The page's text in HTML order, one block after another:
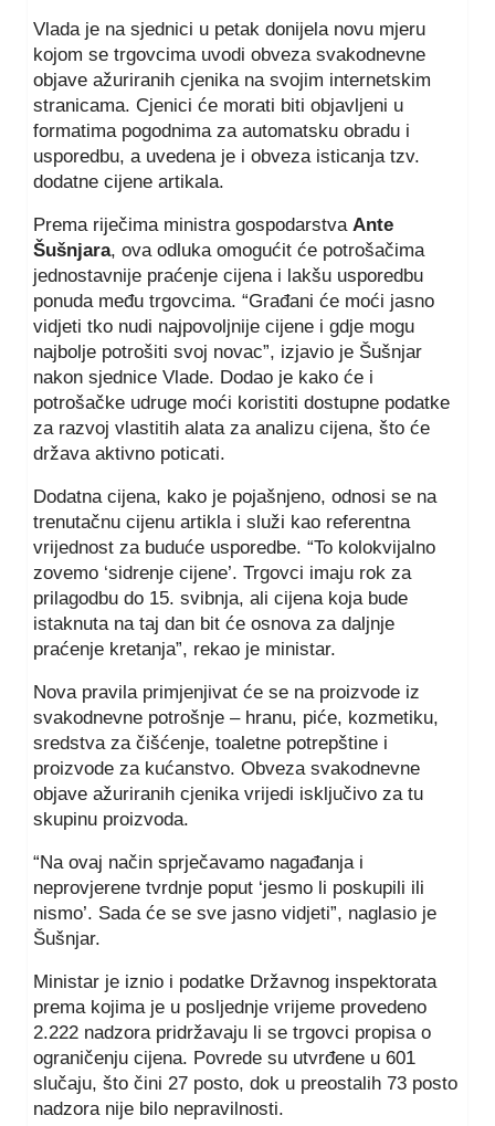
Vlada je na sjednici u petak donijela novu mjeru
kojom se trgovcima uvodi obveza svakodnevne
objave ažuriranih cjenika na svojim internetskim
stranicama. Cjenici će morati biti objavljeni u
formatima pogodnima za automatsku obradu i
usporedbu, a uvedena je i obveza isticanja tzv.
dodatne cijene artikala.
Prema riječima ministra gospodarstva Ante
Šušnjara, ova odluka omogućit će potrošačima
jednostavnije praćenje cijena i lakšu usporedbu
ponuda među trgovcima. “Građani će moći jasno
vidjeti tko nudi najpovoljnije cijene i gdje mogu
najbolje potrošiti svoj novac”, izjavio je Šušnjar
nakon sjednice Vlade. Dodao je kako će i
potrošačke udruge moći koristiti dostupne podatke
za razvoj vlastitih alata za analizu cijena, što će
država aktivno poticati.
Dodatna cijena, kako je pojašnjeno, odnosi se na
trenutačnu cijenu artikla i služi kao referentna
vrijednost za buduće usporedbe. “To kolokvijalno
zovemo ‘sidrenje cijene’. Trgovci imaju rok za
prilagodbu do 15. svibnja, ali cijena koja bude
istaknuta na taj dan bit će osnova za daljnje
praćenje kretanja”, rekao je ministar.
Nova pravila primjenjivat će se na proizvode iz
svakodnevne potrošnje – hranu, piće, kozmetiku,
sredstva za čišćenje, toaletne potrepštine i
proizvode za kućanstvo. Obveza svakodnevne
objave ažuriranih cjenika vrijedi isključivo za tu
skupinu proizvoda.
“Na ovaj način sprječavamo nagađanja i
neprovjerene tvrdnje poput ‘jesmo li poskupili ili
nismo’. Sada će se sve jasno vidjeti”, naglasio je
Šušnjar.
Ministar je iznio i podatke Državnog inspektorata
prema kojima je u posljednje vrijeme provedeno
2.222 nadzora pridržavaju li se trgovci propisa o
ograničenju cijena. Povrede su utvrđene u 601
slučaju, što čini 27 posto, dok u preostalih 73 posto
nadzora nije bilo nepravilnosti.